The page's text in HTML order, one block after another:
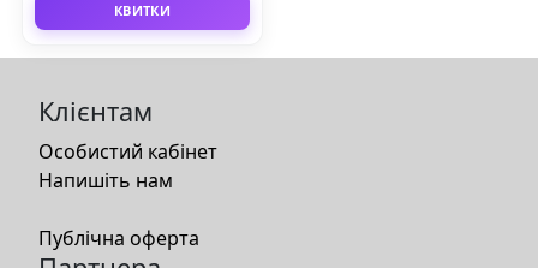
КВИТКИ
Клієнтам
Особистий кабінет
Напишіть нам
Публічна оферта